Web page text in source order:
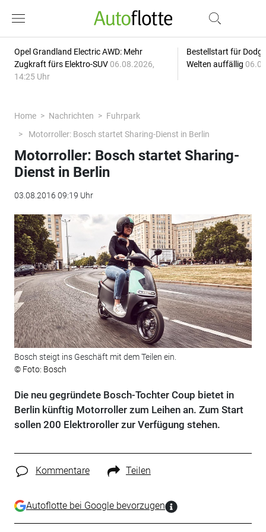
Opel Grandland Electric AWD: Mehr
Zugkraft fürs Elektro-SUV 06.08.2026,
14:25 Uhr
Bestellstart für
Welten auffällig
Home Nachrichten
Fuhrpark
Motorroller: Bosch startet Sharing-Dienst in Berlin
Motorroller: Bosch startet Sharing-
Dienst in Berlin
03.08.2016 09:19 Uhr
Bosch steigt ins Geschäft mit dem Teilen ein.
© Foto: Bosch
Die neu gegründete Bosch-Tochter Coup bietet in
Berlin künftig Motorroller zum Leihen an. Zum Start
sollen 200 Elektroroller zur Verfügung stehen.
Kommentare Teilen
Autoflotte bei Google bevorzugen